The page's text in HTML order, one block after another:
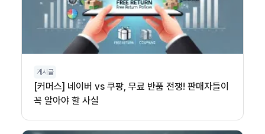
게시글
[커머스] 네이버 vs 쿠팡, 무료 반품 전쟁! 판매자들이
꼭 알아야 할 사실